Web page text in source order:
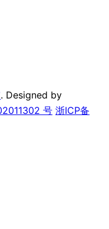
. Designed by
号 浙ICP备